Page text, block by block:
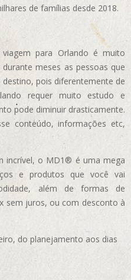
de famílias desde 2018.
para Orlando é muito
meses as pessoas que
pois diferentemente de
requer muito estudo e
pode diminuir drasticamente.
conteúdo, informações etc,
incrível, o MD1® é uma mega
e produtos que você vai
além de formas de
sem juros, ou com desconto à
do planejamento aos dias